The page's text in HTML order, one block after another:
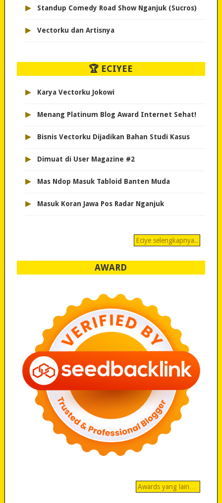
▸ Standup Comedy Road Show Nganjuk (Sucros)
▸ Vectorku dan Artisnya
🏆 ECIYEE
▸ Karya Vectorku Jokowi
▸ Menang Platinum Blog Award Internet Sehat!
▸ Bisnis Vectorku Dijadikan Bahan Studi Kasus
▸ Dimuat di User Magazine #2
▸ Mas Ndop Masuk Tabloid Banten Muda
▸ Masuk Koran Jawa Pos Radar Nganjuk
Eciye selengkapnya..
AWARD
Awards yang lain…